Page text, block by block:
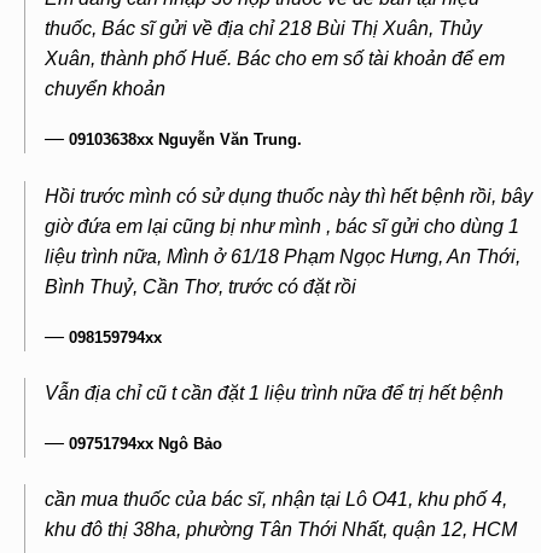
thuốc, Bác sĩ gửi về địa chỉ 218 Bùi Thị Xuân, Thủy
Xuân, thành phố Huế. Bác cho em số tài khoản để em
chuyển khoản
—09103638xx Nguyễn Văn Trung.
Hồi trước mình có sử dụng thuốc này thì hết bệnh rồi, bây
giờ đứa em lại cũng bị như mình , bác sĩ gửi cho dùng 1
liệu trình nữa, Mình ở 61/18 Phạm Ngọc Hưng, An Thới,
Bình Thuỷ, Cần Thơ, trước có đặt rồi
—098159794xx
Vẫn địa chỉ cũ t cần đặt 1 liệu trình nữa để trị hết bệnh
—09751794xx Ngô Bảo
cần mua thuốc của bác sĩ, nhận tại Lô O41, khu phố 4,
khu đô thị 38ha, phường Tân Thới Nhất, quận 12, HCM